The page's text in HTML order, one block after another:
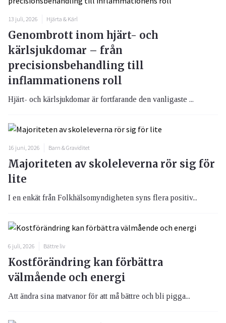
13 juli, 2026 Hjärta & Kärl
Genombrott inom hjärt- och
kärlsjukdomar – från
precisionsbehandling till
inflammationens roll
Hjärt- och kärlsjukdomar är fortfarande den vanligaste ...
16 juni, 2026 Barn & Graviditet
Majoriteten av skoleleverna rör sig för
lite
I en enkät från Folkhälsomyndigheten syns flera positiv...
6 juli, 2026 Bättre liv
Kostförändring kan förbättra
välmående och energi
Att ändra sina matvanor för att må bättre och bli pigga...